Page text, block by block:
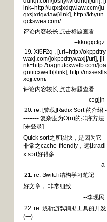
ink=http://uqxsjxdqwiaw.com/]u
qxsjxdqwiaw[/link], http://kbyun
qckswea.com/
评论内容较长,点击标题查看
--kkngqcfgz
19. Xf6F2q , [url=http://okppdtry
waxj.com/]okppdtrywaxj[/url], [li
nk=http://oagnutcxwefb.com/]oa
gnutcxwefb[/link], http://mxseslls
xojj.com/
评论内容较长,点击标题查看
--cegjjn
20. re: [转载]Radix Sort 的介绍 -
-------- 复杂度为O(n)的排序方法
[未登录]
Quick sort之所以快，是因为它
非常之cache-friendly，远比radi
x sort好得多……
--a
21. re: Switch结构学习笔记
好文章， 非常细致
--李现民
22. re: 浅析游戏辅助工具的开发
(一)